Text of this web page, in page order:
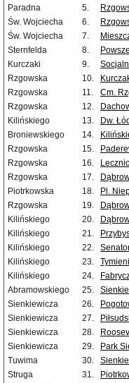
Paradna
5.
Św. Wojciecha
6.
Św. Wojciecha
7.
Sternfelda
8.
Kurczaki
9.
Rzgowska
10.
Rzgowska
11. Cm.
Rzgowska
12.
Kilińskiego
13. Dw.
Broniewskiego
14.
Rzgowska
15.
Rzgowska
16.
Rzgowska
17.
Piotrkowska
18. Pl.
Rzgowska
19.
Kilińskiego
20.
Kilińskiego
21.
Kilińskiego
22.
Kilińskiego
23.
Kilińskiego
24.
Abramowskiego
25.
Sienkiewicza
26.
Sienkiewicza
27.
Sienkiewicza
28.
Sienkiewicza
29. Park
Tuwima
30.
Struga
31.